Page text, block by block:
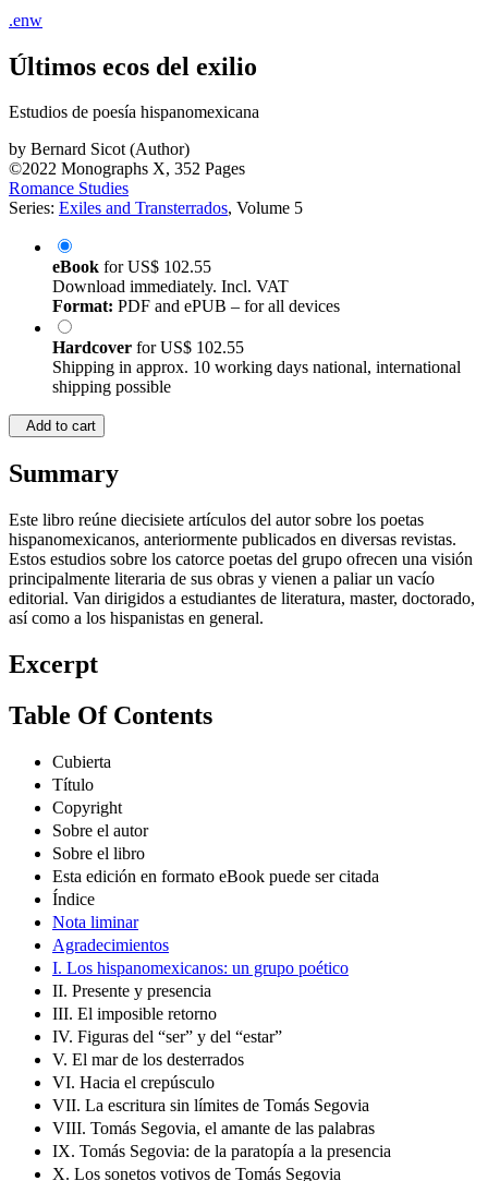
.enw
Últimos ecos del exilio
Estudios de poesía hispanomexicana
by Bernard Sicot (Author)
©2022 Monographs X, 352 Pages
Romance Studies
Series: Exiles and Transterrados, Volume 5
eBook forUS$ 102.55
Download immediately. Incl. VAT
Format: PDF and ePUB – for all devices
Hardcover forUS$ 102.55
Shipping in approx. 10 working days national, international
shipping possible
Add to cart
Summary
Este libro reúne diecisiete artículos del autor sobre los poetas
hispanomexicanos, anteriormente publicados en diversas revistas.
Estos estudios sobre los catorce poetas del grupo ofrecen una visión
principalmente literaria de sus obras y vienen a paliar un vacío
editorial. Van dirigidos a estudiantes de literatura, master, doctorado,
así como a los hispanistas en general.
Excerpt
Table Of Contents
Cubierta
Título
Copyright
Sobre el autor
Sobre el libro
Esta edición en formato eBook puede ser citada
Índice
Nota liminar
Agradecimientos
I. Los hispanomexicanos: un grupo poético
II. Presente y presencia
III. El imposible retorno
IV. Figuras del “ser” y del “estar”
V. El mar de los desterrados
VI. Hacia el crepúsculo
VII. La escritura sin límites de Tomás Segovia
VIII. Tomás Segovia, el amante de las palabras
IX. Tomás Segovia: de la paratopía a la presencia
X. Los sonetos votivos de Tomás Segovia